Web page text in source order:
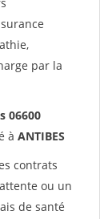
par la
06600
à ANTIBES
contrats
ou un
de santé